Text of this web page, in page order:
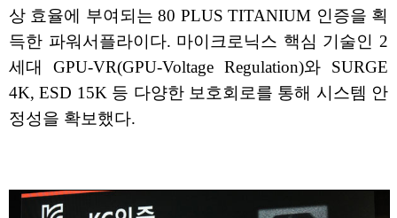
상 효율에 부여되는 80 PLUS TITANIUM 인증을 획
득한 파워서플라이다. 마이크로닉스 핵심 기술인 2
세대 GPU-VR(GPU-Voltage Regulation)와 SURGE
4K, ESD 15K 등 다양한 보호회로를 통해 시스템 안
정성을 확보했다.